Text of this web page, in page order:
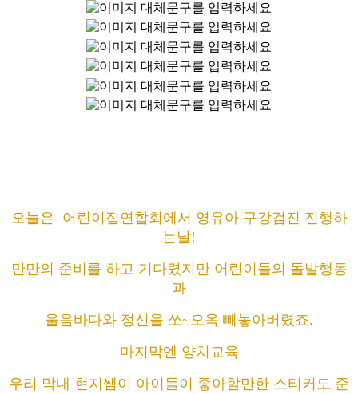
오늘은 어린이집연합회에서 영유아 구강검진 진행하
는날!
만만의 준비를 하고 기다렸지만 어린이들의 돌발행동
과
울음바다와 정신을 쏘~오옥 빼놓아버렸죠.
마지막엔 양치교육
우리 막내 현지쌤이 아이들이 좋아할만한 스티커도 준